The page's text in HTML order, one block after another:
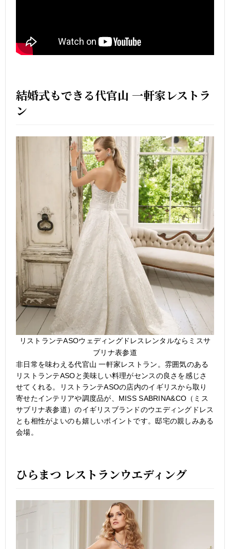
結婚式もできる代官山 一軒家レストラ
ン
リストランテASOウェディングドレスレンタルならミスサ
ブリナ表参道
非日常を味わえる代官山 一軒家レストラン。雰囲気のある
リストランテASOと美味しい料理がセンスの良さを感じさ
せてくれる。リストランテASOの店内のイギリスから取り
寄せたインテリアや調度品が、MISS SABRINA&CO（ミス
サブリナ表参道）のイギリスブランドのウエディングドレス
とも相性がよいのも嬉しいポイントです。邸宅の親しみある
会場。
ひらまつ レストランウエディング